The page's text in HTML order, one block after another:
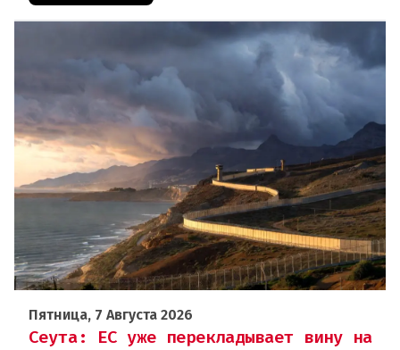
Пятница, 7 Августа 2026
Сеута: ЕС уже перекладывает вину на